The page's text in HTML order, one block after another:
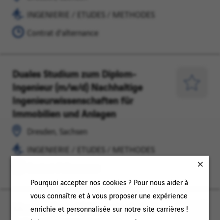
Pourquoi accepter nos cookies ? Pour nous aider à
vous connaître et à vous proposer une expérience
enrichie et personnalisée sur notre site carrières !
INGENIERIE / ETUDES / METHODES
METHODES
Contrat d'alternance
Duales Studium zum Diplom-
Ingenieur (m/w/d) Nachhaltige
Ingenieurwissenschaften für
Immobilien und Anlagen
Dresden, Sachsen
Dresden,
Sachsen
INGENIERIE / ETUDES / METHODES
INGENIERIE
/
ETUDES
/
METHODES
Monteur (w/m/d) Elektrotechnik /
Dresden,
INGENIERIE